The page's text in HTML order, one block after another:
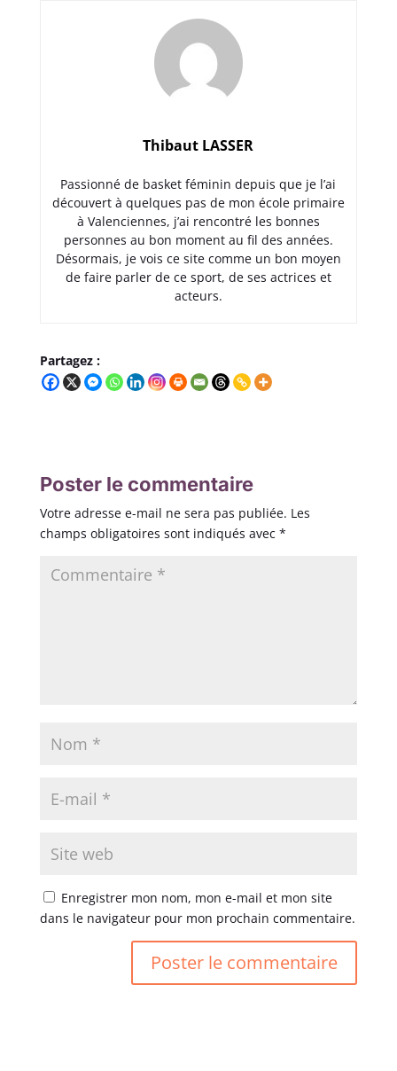
Thibaut LASSER
Passionné de basket féminin depuis que je l’ai
découvert à quelques pas de mon école primaire
à Valenciennes, j’ai rencontré les bonnes
personnes au bon moment au fil des années.
Désormais, je vois ce site comme un bon moyen
de faire parler de ce sport, de ses actrices et
acteurs.
Partagez :
Poster le commentaire
Votre adresse e-mail ne sera pas publiée. Les
champs obligatoires sont indiqués avec *
Enregistrer mon nom, mon e-mail et mon site
dans le navigateur pour mon prochain commentaire.